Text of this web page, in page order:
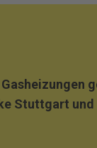
Stuttgart